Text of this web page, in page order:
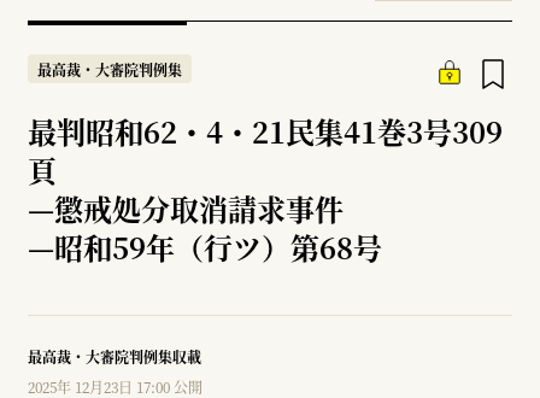
最高裁・大審院判例集
最判昭和62・4・21民集41巻3号309
頁
—懲戒処分取消請求事件
—昭和59年（行ツ）第68号
最高裁・大審院判例集収載
2025年 12月23日 17:00 公開